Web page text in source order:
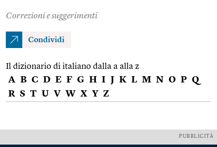
Correzioni e suggerimenti
Condividi
Il dizionario di italiano dalla a alla z
A B C D E F G H I J K L M N O P Q
R S T U V W X Y Z
PUBBLICITÀ